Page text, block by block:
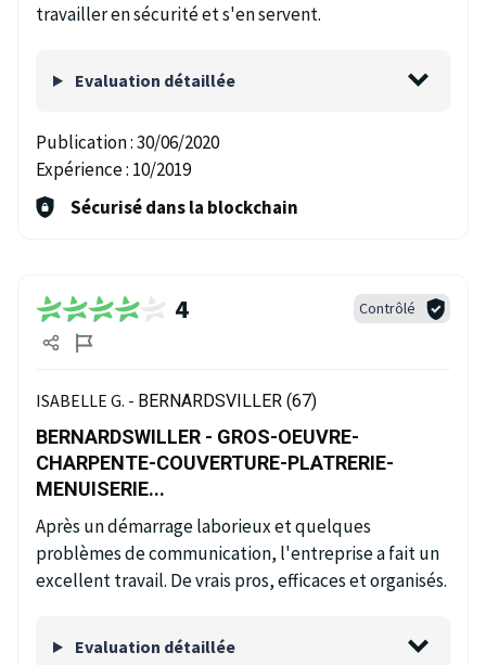
travailler en sécurité et s'en servent.
Evaluation détaillée
Publication :30/06/2020
Expérience : 10/2019
Sécurisé dans la blockchain
4 Contrôlé
ISABELLE G. - BERNARDSVILLER (67)
BERNARDSWILLER - GROS-OEUVRE-
CHARPENTE-COUVERTURE-PLATRERIE-
MENUISERIE...
Après un démarrage laborieux et quelques
problèmes de communication, l'entreprise a fait un
excellent travail. De vrais pros, efficaces et organisés.
Evaluation détaillée